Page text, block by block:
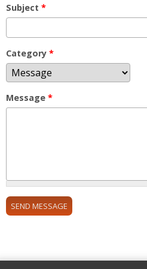
Subject *
Category *
Message *